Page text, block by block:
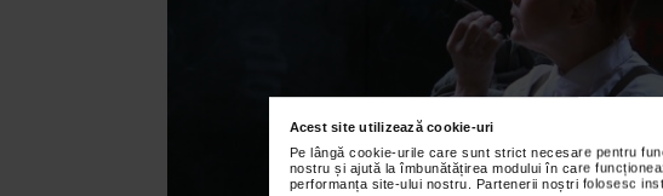
Acest site utilizează cookie-uri
Pe lângă cookie-urile care sunt strict necesare pentru
nostru și ajută la îmbunătățirea modului în care
performanța site-ului nostru. Partenerii noștri folosesc